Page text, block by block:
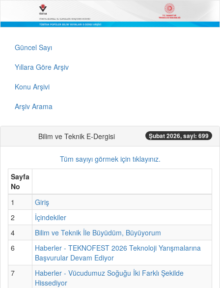
Güncel Sayı
Yıllara Göre Arşiv
Konu Arşivi
Arşiv Arama
Bilim ve Teknik E-Dergisi Şubat 2026, sayi: 699
Tüm sayıyı görmek için tıklayınız.
Sayfa
No
1
Giriş
2
İçindekiler
4
Bilim ve Teknik İle Büyüdüm, Büyüyorum
6
Haberler - TEKNOFEST 2026 Teknoloji Yarışmalarına
Başvurular Devam Ediyor
7
Haberler - Vücudumuz Soğuğu İki Farklı Şekilde
Hissediyor